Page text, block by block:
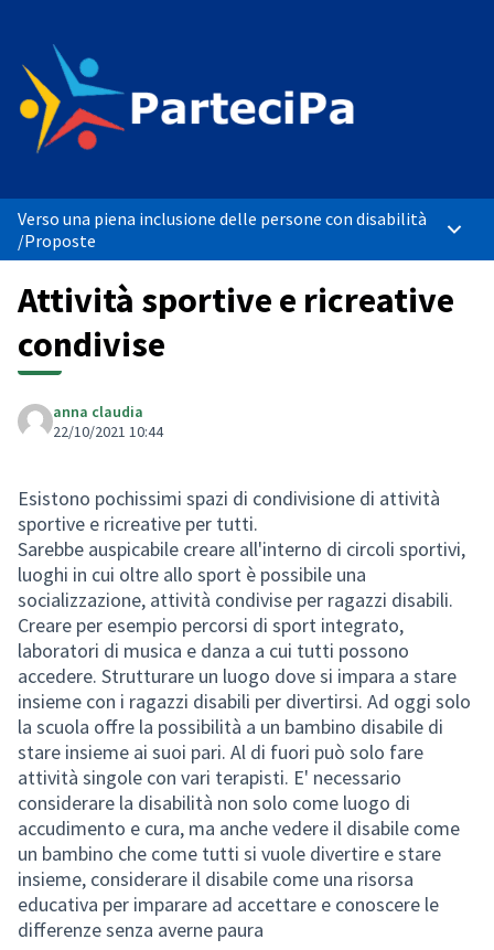
Verso una piena inclusione delle persone con disabilità
/Proposte
Attività sportive e ricreative
condivise
anna claudia
22/10/2021 10:44
Esistono pochissimi spazi di condivisione di attività
sportive e ricreative per tutti.
Sarebbe auspicabile creare all'interno di circoli sportivi,
luoghi in cui oltre allo sport è possibile una
socializzazione, attività condivise per ragazzi disabili.
Creare per esempio percorsi di sport integrato,
laboratori di musica e danza a cui tutti possono
accedere. Strutturare un luogo dove si impara a stare
insieme con i ragazzi disabili per divertirsi. Ad oggi solo
la scuola offre la possibilità a un bambino disabile di
stare insieme ai suoi pari. Al di fuori può solo fare
attività singole con vari terapisti. E' necessario
considerare la disabilità non solo come luogo di
accudimento e cura, ma anche vedere il disabile come
un bambino che come tutti si vuole divertire e stare
insieme, considerare il disabile come una risorsa
educativa per imparare ad accettare e conoscere le
differenze senza averne paura